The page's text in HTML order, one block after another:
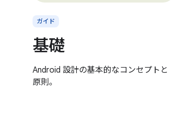
ガイド
基礎
Android 設計の基本的なコンセプトと
原則。